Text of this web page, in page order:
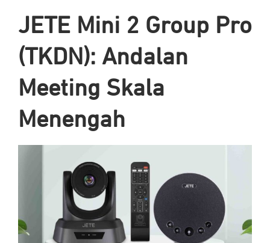
JETE Mini 2 Group Pro
(TKDN): Andalan
Meeting Skala
Menengah